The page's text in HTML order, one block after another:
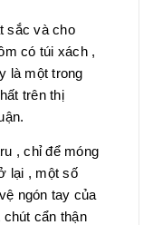
sắc và cho
có túi xách ,
là một trong
trên thị
, chỉ để móng
lại , một số
ngón tay của
cẩn thận